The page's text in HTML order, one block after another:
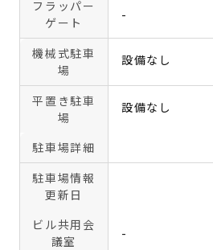
フラッパー
ゲート
-
機械式駐車
場
設備なし
平置き駐車
場
設備なし
駐車場詳細
駐車場情報
更新日
ビル共用会
議室
-